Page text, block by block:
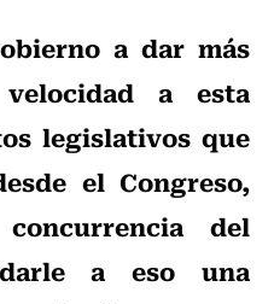
a dar más
a esta
legislativos que
el Congreso,
del
a eso una